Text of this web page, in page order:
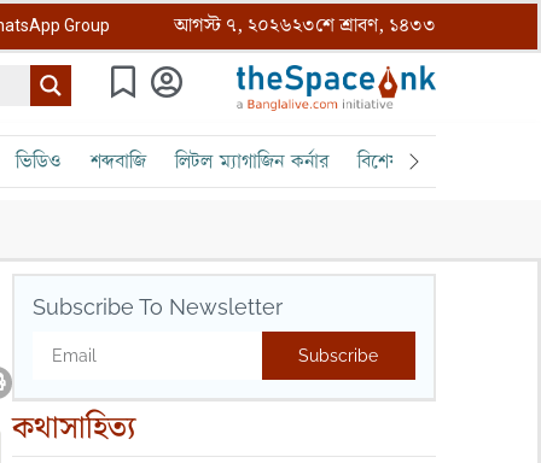
Group আগস্ট ৭, ২০২৬২৩শে শ্রাবণ, ১৪৩৩
ভিডিও শব্দবাজি লিটল ম্যাগাজিন কর্নার বিশেষ ক্রোড়পত্র
Subscribe To Newsletter
Subscribe
কথাসাহিত্য